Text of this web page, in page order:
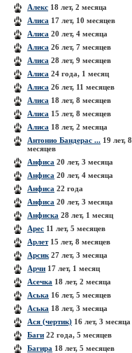
Алекс 18 лет, 2 месяца
Алиса 17 лет, 10 месяцев
Алиса 20 лет, 4 месяца
Алиса 26 лет, 7 месяцев
Алиса 28 лет, 9 месяцев
Алиса 24 года, 1 месяц
Алиса 26 лет, 11 месяцев
Алиса 18 лет, 8 месяцев
Алиса 15 лет, 8 месяцев
Алиса 18 лет, 2 месяца
Антонио Бандерас ... 19 лет, 8
месяцев
Анфиса 20 лет, 3 месяца
Анфиса 20 лет, 4 месяца
Анфиса 22 года
Анфиса 20 лет, 3 месяца
Анфиска 28 лет, 1 месяц
Арес 11 лет, 5 месяцев
Арлет15 лет, 8 месяцев
Арсик 27 лет, 3 месяца
Арчи 17 лет, 1 месяц
Асечка 18 лет, 2 месяца
Аська 16 лет, 5 месяцев
Аська 18 лет, 3 месяца
Ася (чертик) 16 лет, 3 месяца
Баги 22 года, 5 месяцев
Багира 18 лет, 5 месяцев